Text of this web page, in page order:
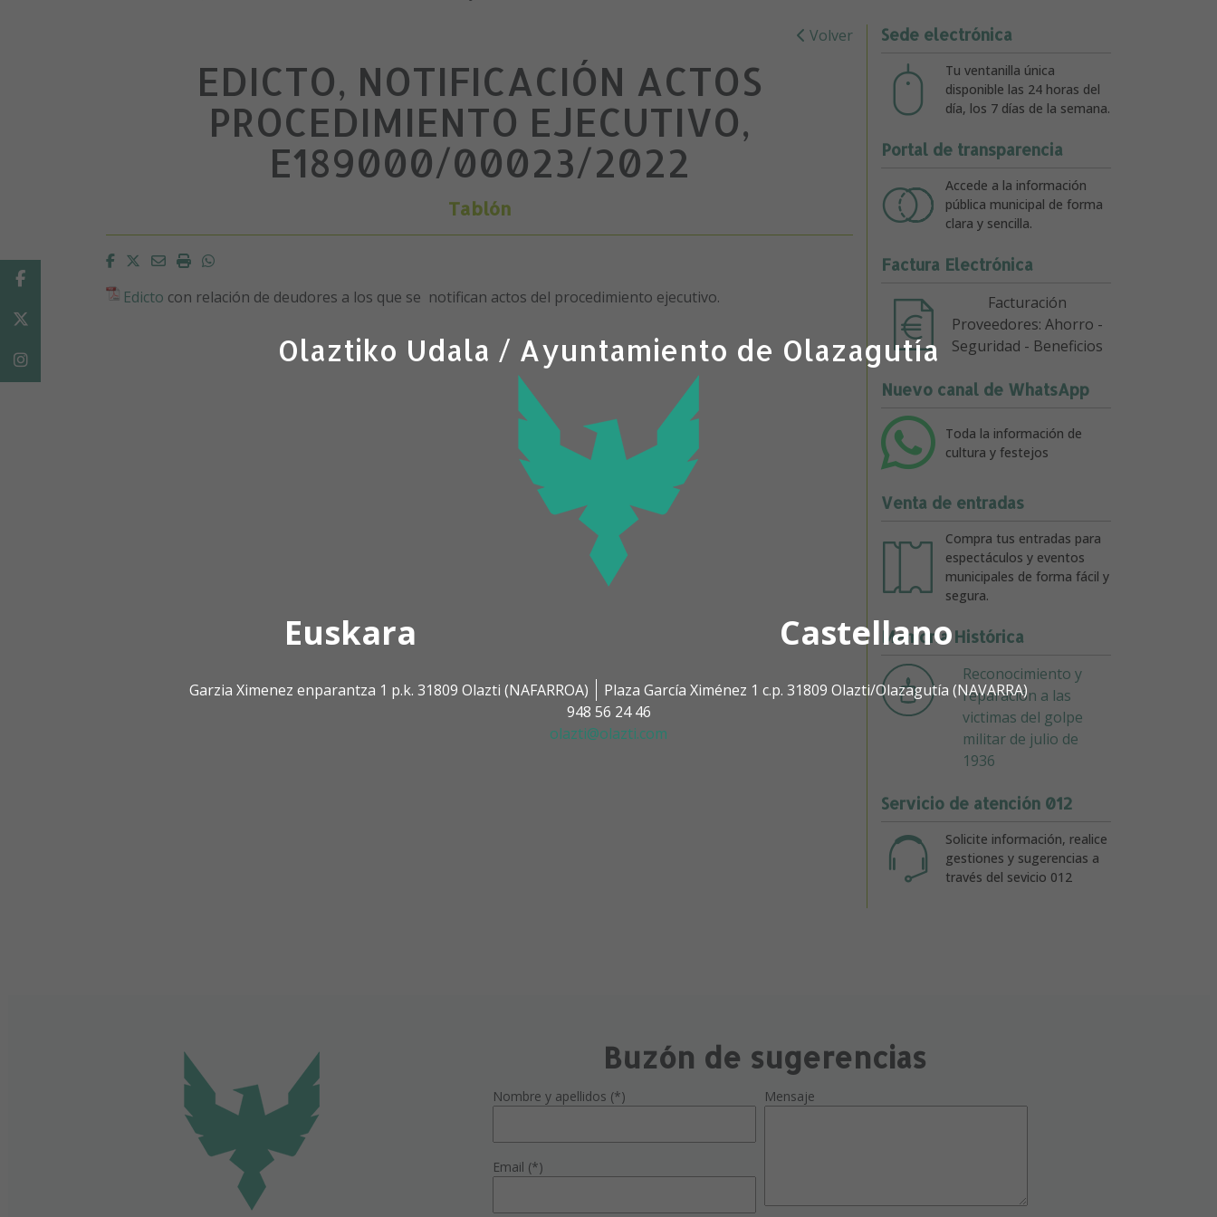
Olaztiko Udala / Ayuntamiento de Olazagutía
Euskara Castellano
Garzia Ximenez enparantza 1 p.k. 31809 Olazti (NAFARROA)
Plaza García Ximénez 1 c.p. 31809 Olazti/Olazagutía (NAVARRA)
948 56 24 46
olazti@olazti.com
Volver
EDICTO, NOTIFICACIÓN ACTOS
PROCEDIMIENTO EJECUTIVO,
E189000/00023/2022
Tablón
Facebook
Twitter
EmailImprimirWhatsapp
Edicto con relación de deudores a los que se notifican actos del procedimiento ejecutivo.
Sede electrónica
Tu ventanilla única
disponible las 24 horas del
día, los 7 días de la semana.
Portal de transparencia
Accede a la información
pública municipal de forma
clara y sencilla.
Factura Electrónica
Facturación
Proveedores: Ahorro -
Seguridad - Beneficios
Nuevo canal de WhatsApp
Toda la información de
cultura y festejos
Venta de entradas
Compra tus entradas para
espectáculos y eventos
municipales de forma fácil y
segura.
Memoria Histórica
Reconocimiento y
reparación a las
victimas del golpe
militar de julio de
1936
Servicio de atención 012
Solicite información, realice
gestiones y sugerencias a
través del sevicio 012
Facebook
Instagram
Buzón de sugerencias
Nombre y apellidos (*)
Email (*)
Mensaje